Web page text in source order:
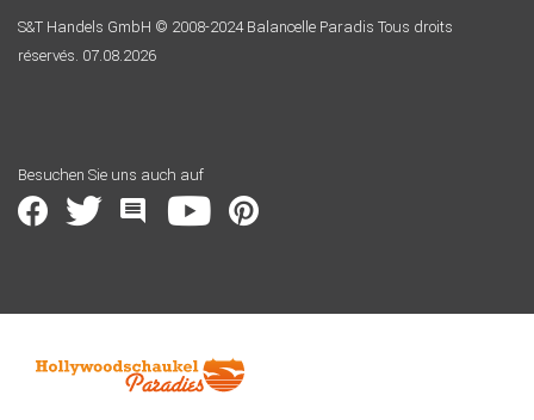
S&T Handels GmbH © 2008-2024 Balancelle Paradis Tous droits
réservés. 07.08.2026
Besuchen Sie uns auch auf